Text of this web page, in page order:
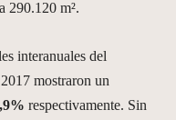
290.120 m².
interanuales del
mostraron un
respectivamente. Sin